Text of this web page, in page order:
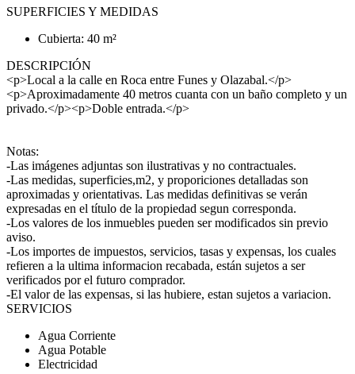
SUPERFICIES Y MEDIDAS
Cubierta: 40 m²
DESCRIPCIÓN
<p>Local a la calle en Roca entre Funes y Olazabal.</p>
<p>Aproximadamente 40 metros cuanta con un baño completo y un
privado.</p><p>Doble entrada.</p>
Notas:
-Las imágenes adjuntas son ilustrativas y no contractuales.
-Las medidas, superficies,m2, y proporiciones detalladas son
aproximadas y orientativas. Las medidas definitivas se verán
expresadas en el título de la propiedad segun corresponda.
-Los valores de los inmuebles pueden ser modificados sin previo
aviso.
-Los importes de impuestos, servicios, tasas y expensas, los cuales
refieren a la ultima informacion recabada, están sujetos a ser
verificados por el futuro comprador.
-El valor de las expensas, si las hubiere, estan sujetos a variacion.
SERVICIOS
Agua Corriente
Agua Potable
Electricidad